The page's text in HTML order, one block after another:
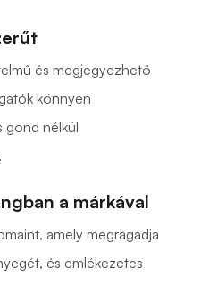
és megjegyezhető
könnyen
gond nélkül
a márkával
amely megragadja
és emlékezetes